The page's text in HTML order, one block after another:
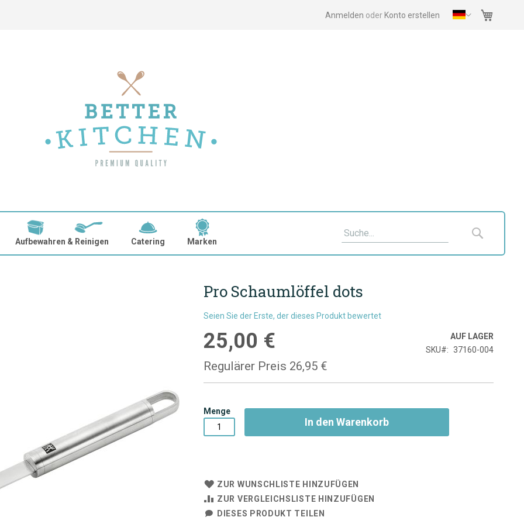
Anmelden Konto erstellen
Aufbewahren & Reinigen Catering Marken Suche
Pro Schaumlöffel dots
Seien Sie der Erste, der dieses Produkt bewertet
Sonderpreis
25,00 €
Regulärer Preis 26,95 €
AUF LAGER
SKU
37160-004
Menge
In den Warenkorb
ZUR WUNSCHLISTE HINZUFÜGEN
ZUR VERGLEICHSLISTE HINZUFÜGEN
DIESES PRODUKT TEILEN